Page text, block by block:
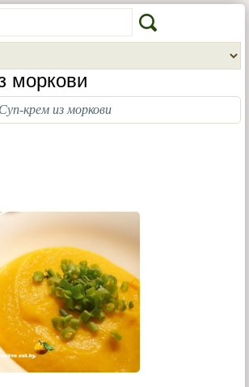
моркови
Суп-крем из моркови